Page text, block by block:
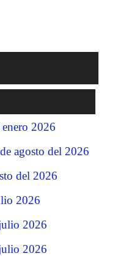
2026
agosto del 2026
del 2026
2026
2026
2026